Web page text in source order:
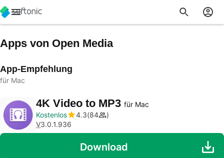
Apps von Open Media
App-Empfehlung
für Mac
4K Video to MP3 für Mac
Kostenlos
4.3 84
V3.0.1.936
Download